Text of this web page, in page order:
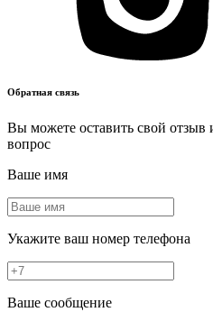
Обратная связь
Вы можете оставить свой отзыв
вопрос
Ваше имя
Укажите ваш номер телефона
Ваше сообщение